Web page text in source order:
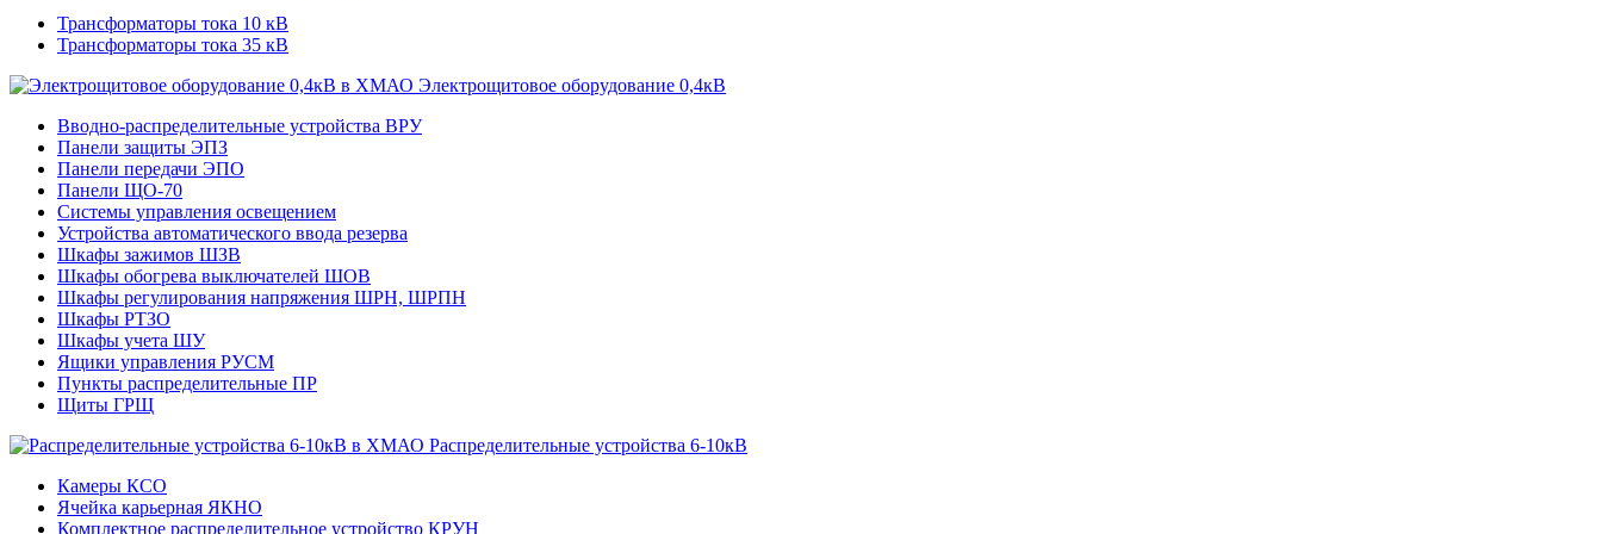
Трансформаторы тока 10 кВ
Трансформаторы тока 35 кВ
Электрощитовое оборудование 0,4кВ
Вводно-распределительные устройства ВРУ
Панели защиты ЭПЗ
Панели передачи ЭПО
Панели ЩО-70
Системы управления освещением
Устройства автоматического ввода резерва
Шкафы зажимов ШЗВ
Шкафы обогрева выключателей ШОВ
Шкафы регулирования напряжения ШРН, ШРПН
Шкафы РТЗО
Шкафы учета ШУ
Ящики управления РУСМ
Пункты распределительные ПР
Щиты ГРЩ
Распределительные устройства 6-10кВ
Камеры КСО
Ячейка карьерная ЯКНО
Комплектное распределительное устройство КРУН